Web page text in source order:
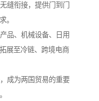
缝衔接，提供门到门
。
品、机械设备、日用
展至冷链、跨境电商
成为两国贸易的重要